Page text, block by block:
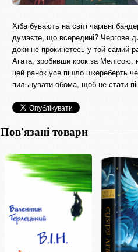
Хіба бувають на світі чарівні
думаєте, що всередині? Чергове
доки не прокинетесь у той самий
Агата, зробивши крок за Мелісою,
цей ранок усе пішло шкереберть
пильнувати обома, щоб не стати
Пов'язані товари